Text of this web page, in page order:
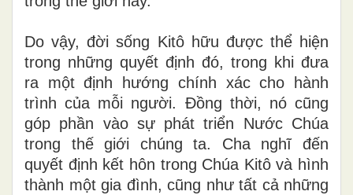
Do vậy, đời sống Kitô hữu được thể hiện
trong những quyết định đó, trong khi đưa
ra một định hướng chính xác cho hành
trình của mỗi người. Đồng thời, nó cũng
góp phần vào sự phát triển Nước Chúa
trong thế giới chúng ta. Cha nghĩ đến
quyết định kết hôn trong Chúa Kitô và hình
thành một gia đình, cũng như tất cả những